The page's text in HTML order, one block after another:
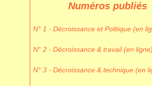
Numéros publiés
N° 1 - Décroissance et Politique (en
N° 2 - Décroissance & travail (en ligne)
N° 3 - Décroissance & technique (en